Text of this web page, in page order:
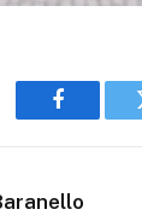
Facebook